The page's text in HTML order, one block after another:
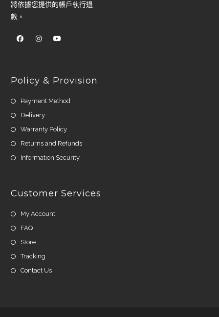
將依據您提供的帳戶執行退
款。
Policy & Provision
Payment Method
Delivery
Warranty Policy
Returns and Refunds
Information Security
Customer Services
My Account
FAQ
Store
Tracking
Contact Us